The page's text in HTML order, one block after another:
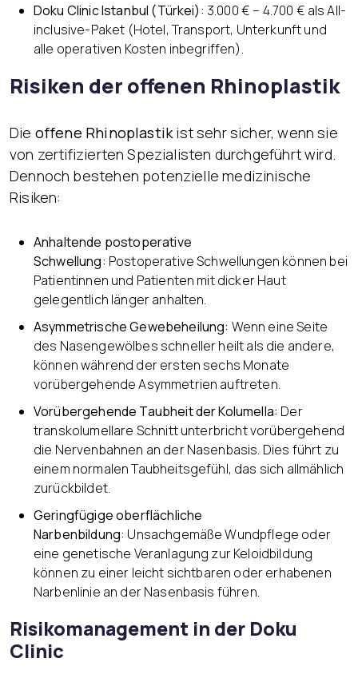
Doku Clinic Istanbul (Türkei): 3.000 € – 4.700 € als All-
inclusive-Paket (Hotel, Transport, Unterkunft und
alle operativen Kosten inbegriffen).
Risiken der offenen Rhinoplastik
Die offene Rhinoplastikist sehr sicher, wenn sie
von zertifizierten Spezialisten durchgeführt wird.
Dennoch bestehen potenzielle medizinische
Risiken:
Anhaltende postoperative
Schwellung: Postoperative Schwellungen können bei
Patientinnen und Patienten mit dicker Haut
gelegentlich länger anhalten.
Asymmetrische Gewebeheilung: Wenn eine Seite
des Nasengewölbes schneller heilt als die andere,
können während der ersten sechs Monate
vorübergehende Asymmetrien auftreten.
Vorübergehende Taubheit der Kolumella: Der
transkolumellare Schnitt unterbricht vorübergehend
die Nervenbahnen an der Nasenbasis. Dies führt zu
einem normalen Taubheitsgefühl, das sich allmählich
zurückbildet.
Geringfügige oberflächliche
Narbenbildung: Unsachgemäße Wundpflege oder
eine genetische Veranlagung zur Keloidbildung
können zu einer leicht sichtbaren oder erhabenen
Narbenlinie an der Nasenbasis führen.
Risikomanagement in der Doku
Clinic